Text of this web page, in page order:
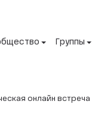
Группы
онлайн встреча